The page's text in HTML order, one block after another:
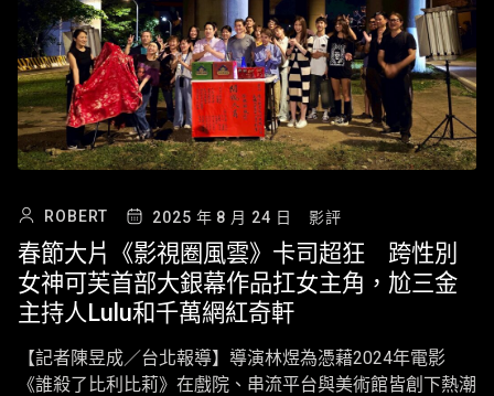
ROBERT 2025 年 8 月 24 日 影評
春節大片《影視圈風雲》卡司超狂 跨性別
女神可芙首部大銀幕作品扛女主角，尬三金
主持人Lulu和千萬網紅奇軒
【記者陳昱成／台北報導】導演林煜為憑藉2024年電影
《誰殺了比利比莉》在戲院、串流平台與美術館皆創下熱潮